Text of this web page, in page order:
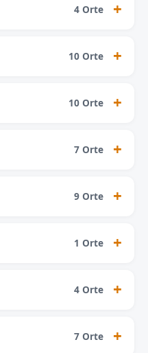
4 Orte
10 Orte
10 Orte
7 Orte
9 Orte
1 Orte
4 Orte
7 Orte